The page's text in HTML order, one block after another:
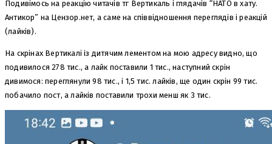
Подивімось на реакцію читачів тг Вертикаль і глядачів “НАТО в хату.
Антикор” на Цензор.нет, а саме на співвідношення переглядів і реакцій
(лайків).
На скрінах Вертикалі із дитячим лементом на мою адресу видно, що
подивилося 278 тис., а лайк поставили 1 тис., наступний скрін
дивимося: переглянули 98 тис., і 1,5 тис. лайків, ще один скрін 99 тис.
побачило пост, а лайків поставили трохи менш як 3 тис.